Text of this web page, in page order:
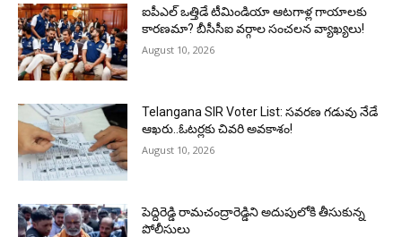
ఐపీఎల్‌ ఒత్తిడే టీమిండియా ఆటగాళ్ల గాయాలకు
కారణమా? బీసీసీఐ వర్గాల సంచలన వ్యాఖ్యలు!
August 10, 2026
Telangana SIR Voter List: సవరణ గడువు నేడే
ఆఖరు..ఓటర్లకు చివరి అవకాశం!
August 10, 2026
పెద్దిరెడ్డి రామచంద్రారెడ్డిని అదుపులోకి తీసుకున్న
పోలీసులు